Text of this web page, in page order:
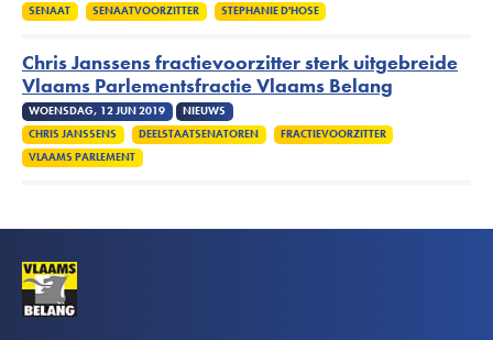
SENAAT
SENAATVOORZITTER STEPHANIE D'HOSE
Chris Janssens fractievoorzitter sterk uitgebreide
Vlaams Parlementsfractie Vlaams Belang
WOENSDAG, 12 JUN 2019
NIEUWS
CHRIS JANSSENS
DEELSTAATSENATOREN
FRACTIEVOORZITTER
VLAAMS PARLEMENT